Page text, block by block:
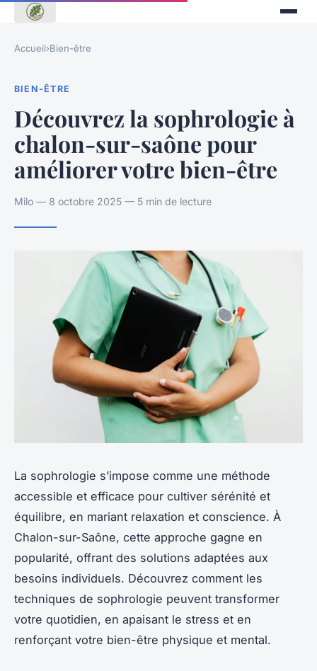
Accueil›Bien-être
BIEN-ÊTRE
Découvrez la sophrologie à
chalon-sur-saône pour
améliorer votre bien-être
Milo — 8 octobre 2025 — 5 min de lecture
La sophrologie s’impose comme une méthode
accessible et efficace pour cultiver sérénité et
équilibre, en mariant relaxation et conscience. À
Chalon-sur-Saône, cette approche gagne en
popularité, offrant des solutions adaptées aux
besoins individuels. Découvrez comment les
techniques de sophrologie peuvent transformer
votre quotidien, en apaisant le stress et en
renforçant votre bien-être physique et mental.